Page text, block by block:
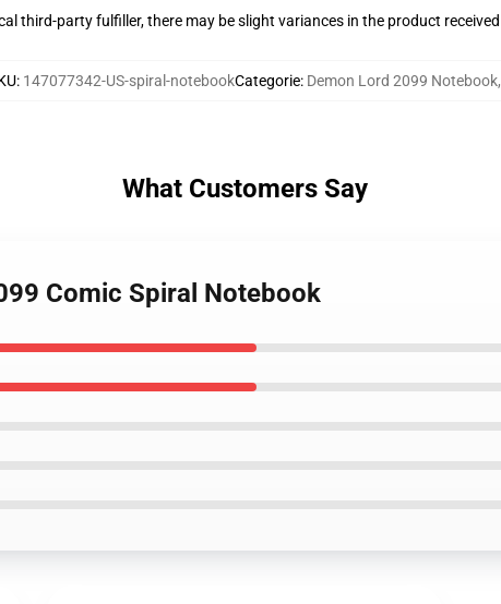
third-party fulfiller, there may be slight variances in the product received
: 147077342-US-spiral-notebookCategorie: Demon Lord 2099 Notebook,
What Customers Say
Comic Spiral Notebook